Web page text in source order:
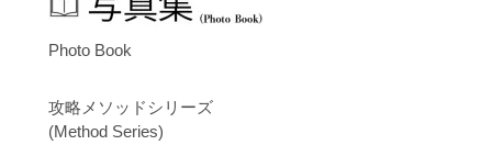
Photo Book
攻略メソッドシリーズ
(Method Series)